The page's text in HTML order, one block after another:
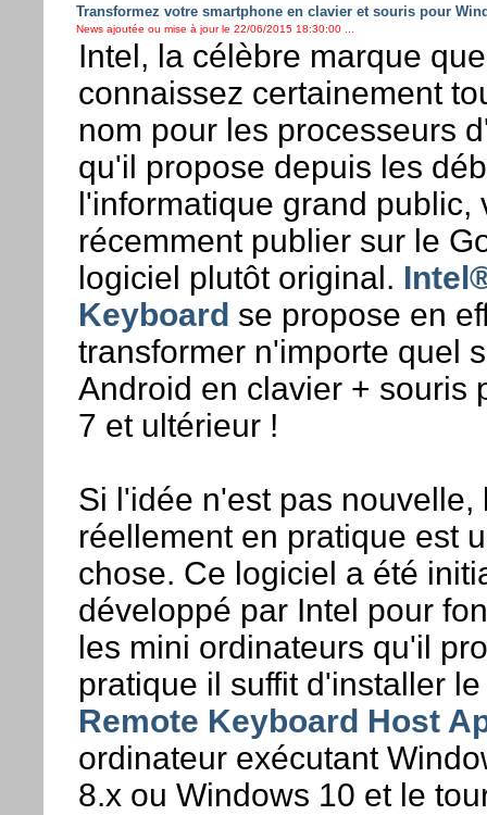
Transformez votre smartphone en clavier et souris pour
News ajoutée ou mise à jour le 22/06/2015 18:30:00 ...
Intel, la célèbre marque
connaissez certainement
nom pour les processeurs
qu'il propose depuis les
l'informatique grand public,
récemment publier sur le
logiciel plutôt original.
Keyboard se propose en
transformer n'importe quel
Android en clavier + souris
7 et ultérieur !
Si l'idée n'est pas nouvelle,
réellement en pratique est
chose. Ce logiciel a été
développé par Intel pour
les mini ordinateurs qu'il
pratique il suffit d'installer
Remote Keyboard Host
ordinateur exécutant
8.x ou Windows 10 et le